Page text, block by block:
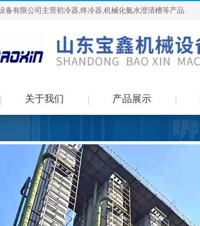
备有限公司主营初冷器,终冷器,机械化氨水澄清槽等产品.
关于我们 产品展示